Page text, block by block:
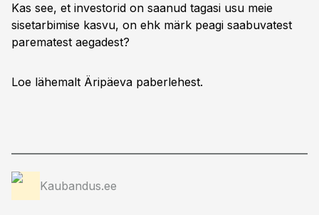
Kas see, et investorid on saanud tagasi usu meie
sisetarbimise kasvu, on ehk märk peagi saabuvatest
parematest aegadest?
Loe lähemalt Äripäeva paberlehest.
Kaubandus.ee